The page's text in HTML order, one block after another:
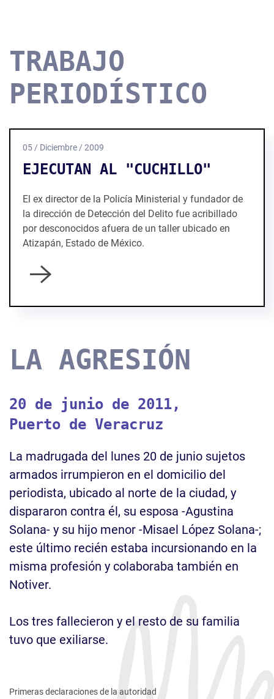
TRABAJO
PERIODÍSTICO
05 / Diciembre / 2009
EJECUTAN AL "CUCHILLO"
El ex director de la Policía Ministerial y fundador de
la dirección de Detección del Delito fue acribillado
por desconocidos afuera de un taller ubicado en
Atizapán, Estado de México.
LA AGRESIÓN
20 de junio de 2011,
Puerto de Veracruz
La madrugada del lunes 20 de junio sujetos
armados irrumpieron en el domicilio del
periodista, ubicado al norte de la ciudad, y
dispararon contra él, su esposa -Agustina
Solana- y su hijo menor -Misael López Solana-;
este último recién estaba incursionando en la
misma profesión y colaboraba también en
Notiver.
Los tres fallecieron y el resto de su familia
tuvo que exiliarse.
Primeras declaraciones de la autoridad